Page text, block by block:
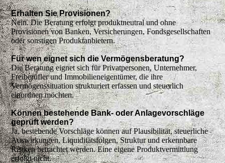
Erhalten Sie Provisionen?
Nein. Die Beratung erfolgt produktneutral und ohne
Provisionen von Banken, Versicherungen, Fondsgesellschaften
oder sonstigen Produktanbietern.
Für wen eignet sich die Vermögensberatung?
Die Beratung eignet sich für Privatpersonen, Unternehmer,
Freiberufler und Immobilieneigentümer, die ihre
Vermögenssituation strukturiert erfassen und steuerlich
einordnen möchten.
Können bestehende Bank- oder Anlagevorschläge
geprüft werden?
Ja, bestehende Vorschläge können auf Plausibilität, steuerliche
Auswirkungen, Liquiditätsfolgen, Struktur und erkennbare
Risiken betrachtet werden. Eine eigene Produktvermittlung
erfolgt nicht.